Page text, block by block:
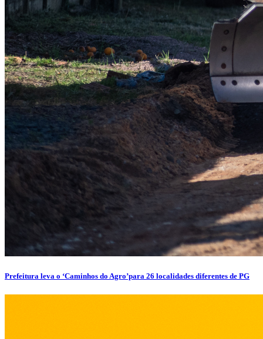
Prefeitura leva o ‘Caminhos do Agro’para 26 localidades diferentes de PG